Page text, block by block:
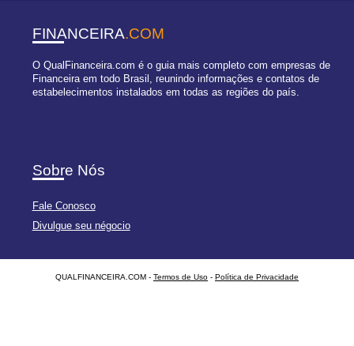
FINANCEIRA.COM
O QualFinanceira.com é o guia mais completo com empresas de
Financeira em todo Brasil, reunindo informações e contatos de
estabelecimentos instalados em todas as regiões do país.
Sobre Nós
Fale Conosco
Divulgue seu négocio
QUALFINANCEIRA.COM - Termos de Uso - Política de Privacidade